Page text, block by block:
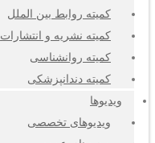
کمیته روابط بین الملل
کمیته نشریه و انتشارات
کمیته روانشناسی
کمیته دندانپزشکی
ویدیوها
ویدیوهای تخصصی